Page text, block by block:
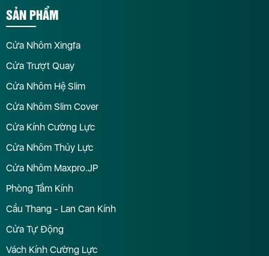
SẢN PHẨM
Cửa Nhôm Xingfa
Cửa Trượt Quay
Cửa Nhôm Hệ Slim
Cửa Nhôm Slim Cover
Cửa Kính Cường Lực
Cửa Nhôm Thủy Lực
Cửa Nhôm Maxpro.JP
Phòng Tắm Kính
Cầu Thang - Lan Can Kính
Cửa Tự Động
Vách Kính Cường Lực